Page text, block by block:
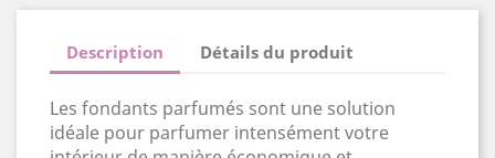
Description Détails du produit
Les fondants parfumés sont une solution
idéale pour parfumer intensément votre